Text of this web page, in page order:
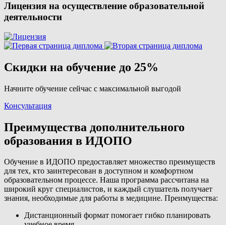
Лицензия на осуществление образовательной
деятельности
Скидки на обучение до 25%
Начните обучение сейчас с максимальной выгодой
Консультация
Преимущества дополнительного
образования в ИДОПО
Обучение в ИДОПО предоставляет множество преимуществ
для тех, кто заинтересован в доступном и комфортном
образовательном процессе. Наша программа рассчитана на
широкий круг специалистов, и каждый слушатель получает
знания, необходимые для работы в медицине. Преимущества:
Дистанционный формат помогает гибко планировать